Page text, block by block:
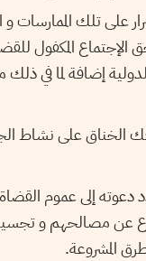
على تلك الممارسات
الإجتماع المكفول
إضافة لما في
الخناق على نشاط
إلى عموم
عن مصالحهم و
المشروعة.